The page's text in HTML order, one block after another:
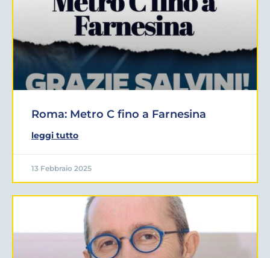
Roma: Metro C fino a Farnesina
leggi tutto
13 Febbraio 2025